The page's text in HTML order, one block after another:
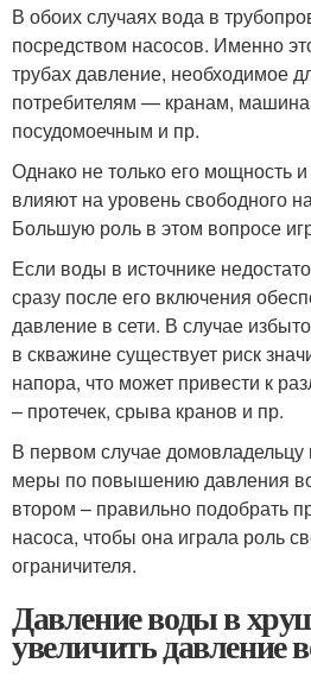
В обоих случаях вода в
посредством насосов. Именно
трубах давление, необходимое
потребителям — кранам,
посудомоечным и пр.
Однако не только его мощность
влияют на уровень свободного
Большую роль в этом вопросе
Если воды в источнике
сразу после его включения
давление в сети. В случае
в скважине существует риск
напора, что может привести к
– протечек, срыва кранов и пр.
В первом случае домовладельцу
меры по повышению давления
втором – правильно подобрать
насоса, чтобы она играла роль
ограничителя.
Давление воды в
увеличить давление